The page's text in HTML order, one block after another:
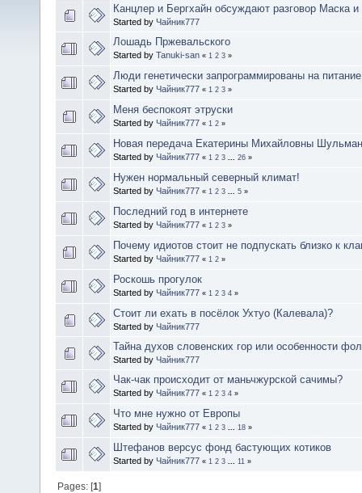
Канцлер и Бергхайн обсуждают разговор Маска
Started by Чайник777
Лошадь Пржевальского
Started by Tanuki-san « 1 2 3 »
Люди генетически запрограммированы на
Started by Чайник777 « 1 2 3 »
Меня беспокоят этруски
Started by Чайник777 « 1 2 »
Новая передача Екатерины Михайловны
Started by Чайник777 « 1 2 3 ... 26 »
Нужен нормальный северный климат!
Started by Чайник777 « 1 2 3 ... 5 »
Последний год в интернете
Started by Чайник777 « 1 2 3 »
Почему идиотов стоит не подпускать близко к
Started by Чайник777 « 1 2 »
Роскошь прогулок
Started by Чайник777 « 1 2 3 4 »
Стоит ли ехать в посёлок Ухтуо (Калевала)?
Started by Чайник777
Тайна духов словенских гор или особенности
Started by Чайник777
Чак-чак происходит от маньчжурской сачимы?
Started by Чайник777 « 1 2 3 4 »
Что мне нужно от Европы
Started by Чайник777 « 1 2 3 ... 18 »
Штефанов версус фонд бастующих котиков
Started by Чайник777 « 1 2 3 ... 11 »
Pages: [1]